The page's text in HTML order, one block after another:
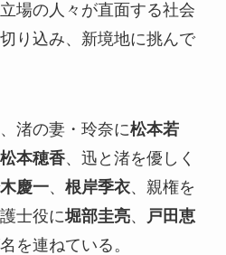
場の人々が直面する社会
り込み、新境地に挑んで
渚の妻・玲奈に松本若
松本穂香、迅と渚を優しく
慶一、 根岸季衣、親権を
士役に堀部圭亮、
戸田恵
を連ねている。